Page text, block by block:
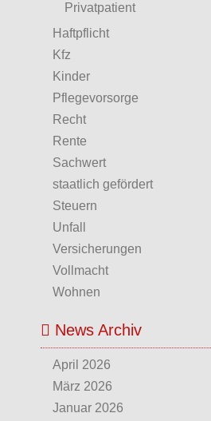
Privatpatient
Haftpflicht
Kfz
Kinder
Pflegevorsorge
Recht
Rente
Sachwert
staatlich gefördert
Steuern
Unfall
Versicherungen
Vollmacht
Wohnen
News Archiv
April 2026
März 2026
Januar 2026